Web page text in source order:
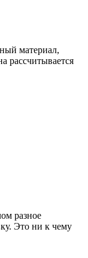
материал,
рассчитывается
разное
Это ни к чему